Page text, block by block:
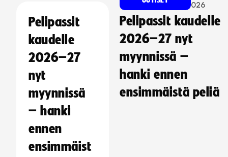
Pelipassit
kaudelle
2026–27
nyt
myynnissä
– hanki
ennen
ensimmäist
026
Pelipassit kaudelle
2026–27 nyt
myynnissä –
hanki ennen
ensimmäistä peliä